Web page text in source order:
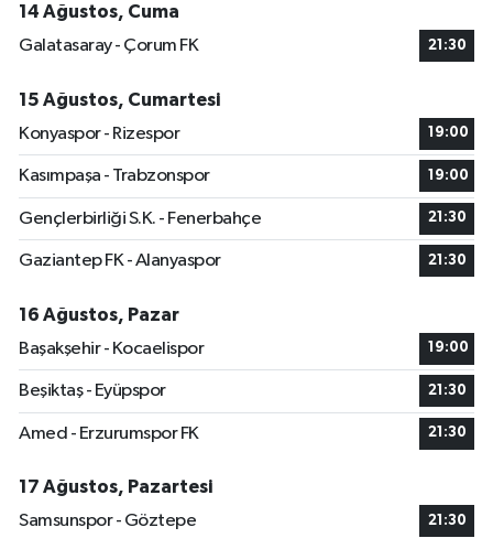
14 Ağustos, Cuma
Galatasaray - Çorum FK
21:30
15 Ağustos, Cumartesi
Konyaspor - Rizespor
19:00
Kasımpaşa - Trabzonspor 19:00
Gençlerbirliği S.K. - Fenerbahçe 21:30
Gaziantep FK - Alanyaspor 21:30
16 Ağustos, Pazar
Başakşehir - Kocaelispor
19:00
Beşiktaş - Eyüpspor 21:30
Amed - Erzurumspor FK 21:30
17 Ağustos, Pazartesi
Samsunspor - Göztepe
21:30